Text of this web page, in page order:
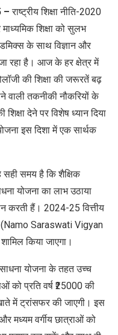
–राष्ट्रीय शिक्षा नीति-2020
शिक्षा को सुलभ
के साथ विज्ञान और
जा रहा है। आज के हर क्षेत्र में
की शिक्षा की जरूरतें बढ़
वाली तकनीकी नौकरियों के
शिक्षा देने पर विशेष ध्यान दिया
इस दिशा में एक सार्थक
सही समय है कि शैक्षिक
योजना का लाभ उठाया
करती हैं। 2024-25 वित्तीय
(Namo Saraswati Vigyan
किया जाएगा।
साधना योजना के तहत उच्च
को प्रति वर्ष ₹25000 की
में ट्रांसफर की जाएगी। इस
मध्यम वर्गीय छात्राओं को